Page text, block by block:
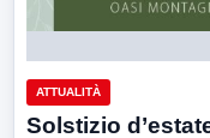
ATTUALITÀ
Solstizio